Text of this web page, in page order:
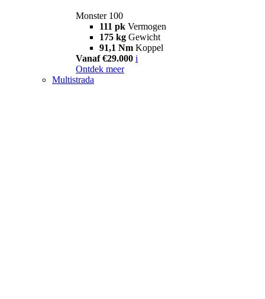
Monster 100
111 pk Vermogen
175 kg Gewicht
91,1 Nm Koppel
Vanaf €29.000 i
Ontdek meer
Multistrada